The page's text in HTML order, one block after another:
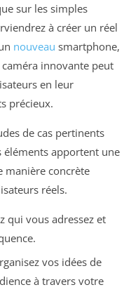
sur les simples
à créer un réel
nouveau smartphone,
innovante peut
en leur
précieux.
de cas pertinents
éléments apportent une
manière concrète
réels.
qui vous adressez et
vos idées de
à travers votre